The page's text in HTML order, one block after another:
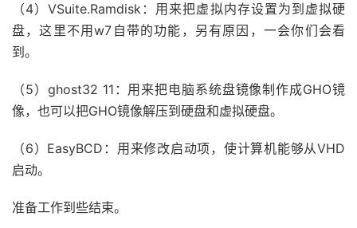
（4）VSuite.Ramdisk：用来把虚拟内存设置为到虚拟硬
盘，这里不用w7自带的功能，另有原因，一会你们会看
到。
（5）ghost32 11：用来把电脑系统盘镜像制作成GHO镜
像，也可以把GHO镜像解压到硬盘和虚拟硬盘。
（6）EasyBCD：用来修改启动项，使计算机能够从VHD
启动。
准备工作到些结束。